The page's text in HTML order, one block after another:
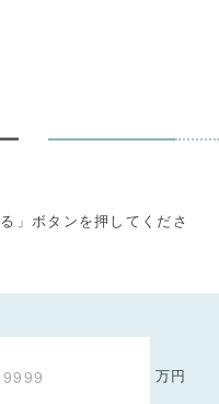
」ボタンを押してくださ
万円